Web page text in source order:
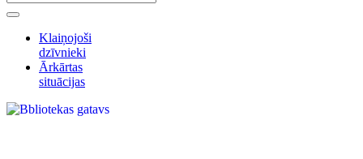
Klaiņojoši
dzīvnieki
Ārkārtas
situācijas